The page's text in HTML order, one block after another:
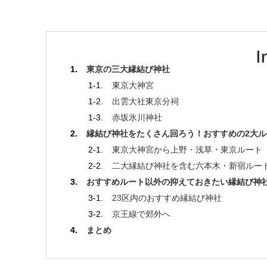
東京の三大縁結び神社
東京大神宮
出雲大社東京分祠
赤坂氷川神社
縁結び神社をたくさん回ろう！おすすめの2大ル
東京大神宮から上野・浅草・東京ルート
二大縁結び神社を含む六本木・新宿ルー
おすすめルート以外の抑えておきたい縁結び神
23区内のおすすめ縁結び神社
京王線で郊外へ
まとめ